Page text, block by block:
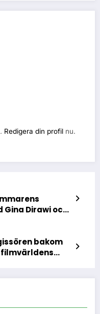
Redigera din profil nu.
Dirawi och
bakom
filmvärldens